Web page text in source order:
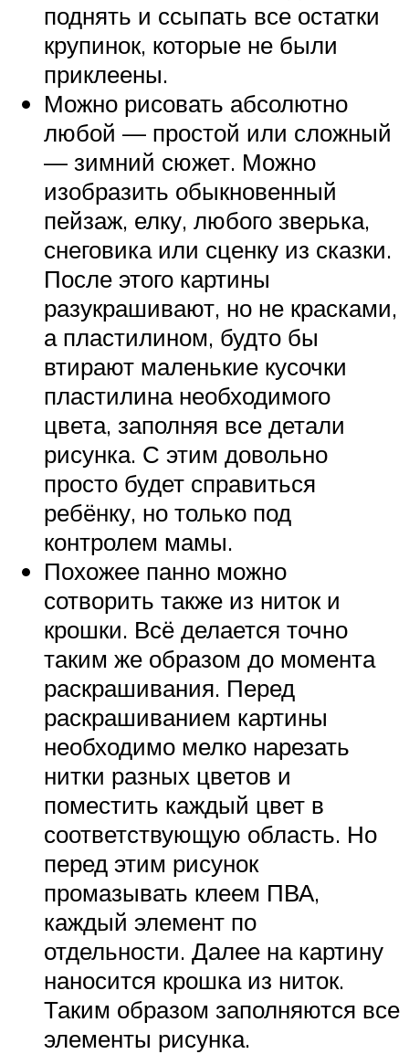
поднять и ссыпать все остатки
крупинок, которые не были
приклеены.
Можно рисовать абсолютно
любой — простой или сложный
— зимний сюжет. Можно
изобразить обыкновенный
пейзаж, елку, любого зверька,
снеговика или сценку из сказки.
После этого картины
разукрашивают, но не красками,
а пластилином, будто бы
втирают маленькие кусочки
пластилина необходимого
цвета, заполняя все детали
рисунка. С этим довольно
просто будет справиться
ребёнку, но только под
контролем мамы.
Похожее панно можно
сотворить также из ниток и
крошки. Всё делается точно
таким же образом до момента
раскрашивания. Перед
раскрашиванием картины
необходимо мелко нарезать
нитки разных цветов и
поместить каждый цвет в
соответствующую область. Но
перед этим рисунок
промазывать клеем ПВА,
каждый элемент по
отдельности. Далее на картину
наносится крошка из ниток.
Таким образом заполняются все
элементы рисунка.